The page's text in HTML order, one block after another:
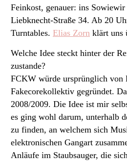
Feinkost, genauer: ins
Liebknecht-Straße 34. Ab 20
Turntables. Elias Zorn klärt uns
Welche Idee steckt hinter der
zustande?
FCKW würde ursprünglich von
Fakecorekollektiv gegründet.
2008/2009. Die Idee ist mir
es ging wohl darum, unterhalb
zu finden, an welchem sich
elektronischen Gangart
Anläufe im Staubsauger, die